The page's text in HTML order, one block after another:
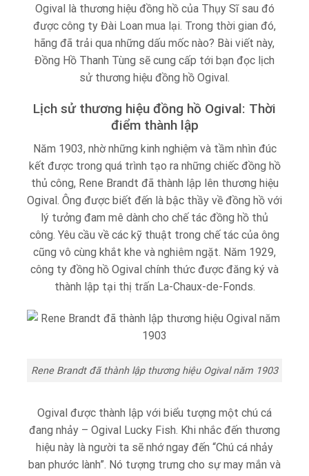
Ogival là thương hiệu đồng hồ của Thụy Sĩ sau đó
được công ty Đài Loan mua lại. Trong thời gian đó,
hãng đã trải qua những dấu mốc nào? Bài viết này,
Đồng Hồ Thanh Tùng sẽ cung cấp tới bạn đọc lịch
sử thương hiệu đồng hồ Ogival.
Lịch sử thương hiệu đồng hồ Ogival: Thời
điểm thành lập
Năm 1903, nhờ những kinh nghiệm và tầm nhìn đúc
kết được trong quá trình tạo ra những chiếc đồng hồ
thủ công, Rene Brandt đã thành lập lên thương hiệu
Ogival. Ông được biết đến là bậc thầy về đồng hồ với
lý tưởng đam mê dành cho chế tác đồng hồ thủ
công. Yêu cầu về các kỹ thuật trong chế tác của ông
cũng vô cùng khắt khe và nghiêm ngặt. Năm 1929,
công ty đồng hồ Ogival chính thức được đăng ký và
thành lập tại thị trấn La-Chaux-de-Fonds.
Rene Brandt đã thành lập thương hiệu Ogival năm 1903
Ogival được thành lập với biểu tượng một chú cá
đang nhảy – Ogival Lucky Fish. Khi nhắc đến thương
hiệu này là người ta sẽ nhớ ngay đến “Chú cá nhảy
ban phước lành”. Nó tượng trưng cho sự may mắn và